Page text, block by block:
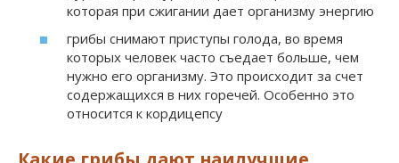
которая при сжигании дает организму энергию
грибы снимают приступы голода, во время
которых человек часто съедает больше, чем
нужно его организму. Это происходит за счет
содержащихся в них горечей. Особенно это
относится к кордицепсу